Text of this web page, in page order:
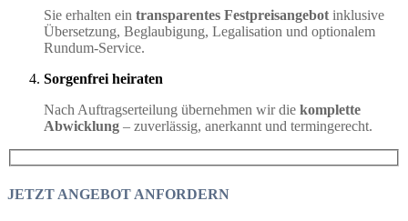
Sie erhalten ein transparentes Festpreisangebot inklusive
Übersetzung, Beglaubigung, Legalisation und optionalem
Rundum-Service.
Sorgenfrei heiraten
Nach Auftragserteilung übernehmen wir die komplette
Abwicklung – zuverlässig, anerkannt und termingerecht.
JETZT ANGEBOT ANFORDERN